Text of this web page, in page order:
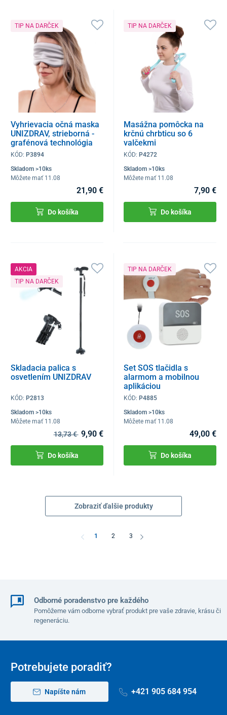
TIP NA DARČEK
Vyhrievacia očná maska
UNIZDRAV, strieborná -
grafénová technológia
KÓD: P3894
Skladom >10ks
Môžete mať 11.08
21,90 €
Do košíka
TIP NA DARČEK
Masážna pomôcka na
krčnú chrbticu so 6
valčekmi
KÓD: P4272
Skladom >10ks
Môžete mať 11.08
7,90 €
Do košíka
AKCIA
TIP NA DARČEK
Skladacia palica s
osvetlením UNIZDRAV
KÓD: P2813
Skladom >10ks
Môžete mať 11.08
13,73 € 9,90 €
Do košíka
TIP NA DARČEK
Set SOS tlačidla s
alarmom a mobilnou
aplikáciou
KÓD: P4885
Skladom >10ks
Môžete mať 11.08
49,00 €
Do košíka
Zobraziť ďalšie produkty
1 2 3
Odborné poradenstvo pre každého
Pomôžeme vám odborne vybrať produkt pre vaše zdravie, krásu či
regeneráciu.
Potrebujete poradiť?
Napíšte nám +421 905 684 954